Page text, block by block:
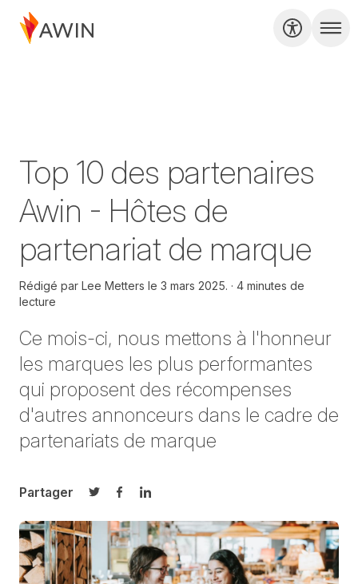
Top 10 des partenaires
Awin - Hôtes de
partenariat de marque
Rédigé par Lee Metters le 3 mars 2025.
4 minutes de
lecture
Ce mois-ci, nous mettons à l'honneur
les marques les plus performantes
qui proposent des récompenses
d'autres annonceurs dans le cadre de
partenariats de marque
Partager
Partager sur Twitter
Partager sur Facebook
Partager sur LinkedIn